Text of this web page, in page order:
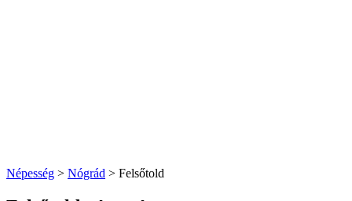
Népesség > Nógrád > Felsőtold